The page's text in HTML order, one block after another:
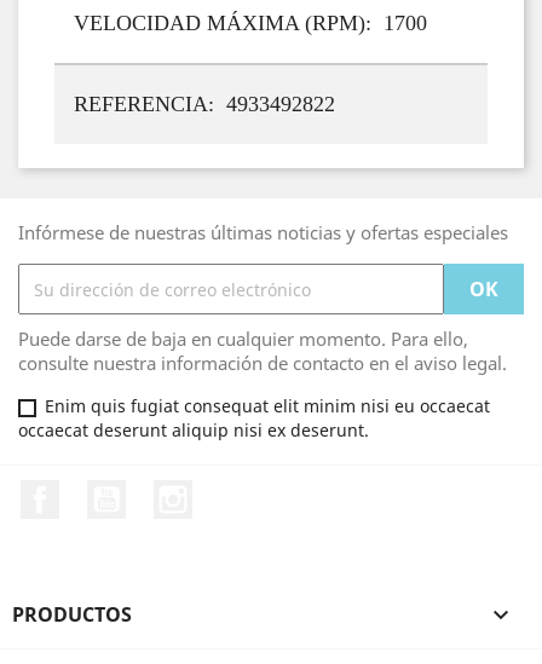
VELOCIDAD MÁXIMA (RPM): 1700
REFERENCIA: 4933492822
Infórmese de nuestras últimas noticias y ofertas especiales
Puede darse de baja en cualquier momento. Para ello,
consulte nuestra información de contacto en el aviso legal.
Enim quis fugiat consequat elit minim nisi eu occaecat
occaecat deserunt aliquip nisi ex deserunt.
PRODUCTOS 